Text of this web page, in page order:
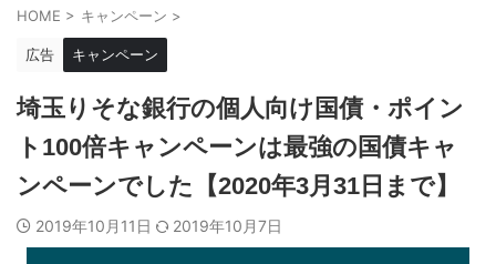
HOME > キャンペーン >
広告 キャンペーン
埼玉りそな銀行の個人向け国債・ポイン
ト100倍キャンペーンは最強の国債キャ
ンペーンでした【2020年3月31日まで】
2019年10月11日 2019年10月7日